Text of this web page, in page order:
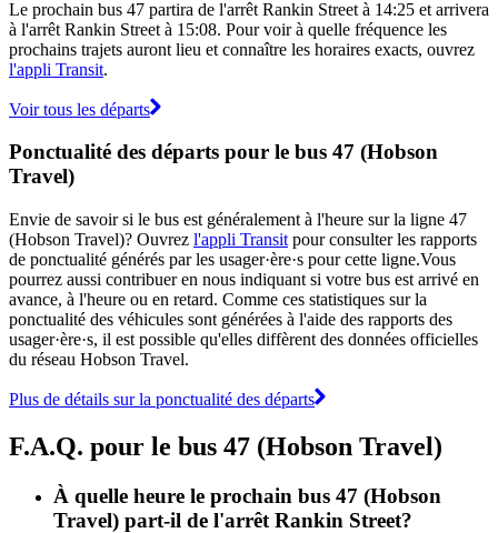
Le prochain bus 47 partira de l'arrêt Rankin Street à 14:25 et arrivera
à l'arrêt Rankin Street à 15:08. Pour voir à quelle fréquence les
prochains trajets auront lieu et connaître les horaires exacts, ouvrez
l'appli Transit.
Voir tous les départs
Ponctualité des départs pour le bus 47 (Hobson
Travel)
Envie de savoir si le bus est généralement à l'heure sur la ligne 47
(Hobson Travel)? Ouvrez l'appli Transit pour consulter les rapports
de ponctualité générés par les usager·ère·s pour cette ligne.Vous
pourrez aussi contribuer en nous indiquant si votre bus est arrivé en
avance, à l'heure ou en retard. Comme ces statistiques sur la
ponctualité des véhicules sont générées à l'aide des rapports des
usager·ère·s, il est possible qu'elles diffèrent des données officielles
du réseau Hobson Travel.
Plus de détails sur la ponctualité des départs
F.A.Q. pour le bus 47 (Hobson Travel)
À quelle heure le prochain bus 47 (Hobson
Travel) part-il de l'arrêt Rankin Street?